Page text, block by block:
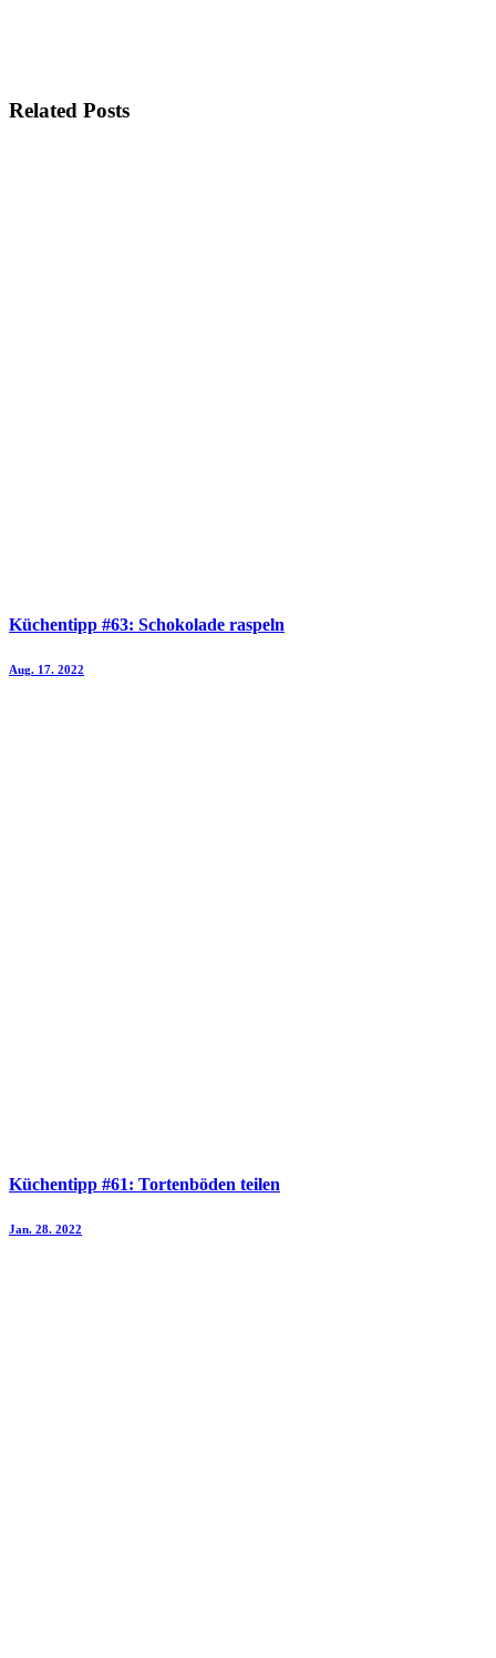
Related Posts
Küchentipp #63: Schokolade raspeln
Aug. 17. 2022
Küchentipp #61: Tortenböden teilen
Jan. 28. 2022